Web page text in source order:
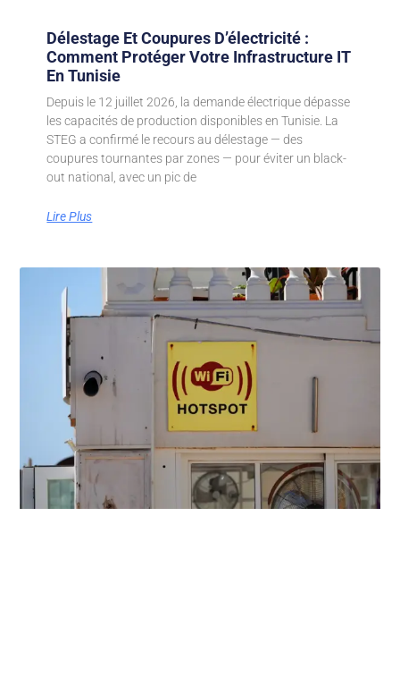
Délestage Et Coupures D’électricité :
Comment Protéger Votre Infrastructure IT
En Tunisie
Depuis le 12 juillet 2026, la demande électrique dépasse
les capacités de production disponibles en Tunisie. La
STEG a confirmé le recours au délestage — des
coupures tournantes par zones — pour éviter un black-
out national, avec un pic de
Lire Plus